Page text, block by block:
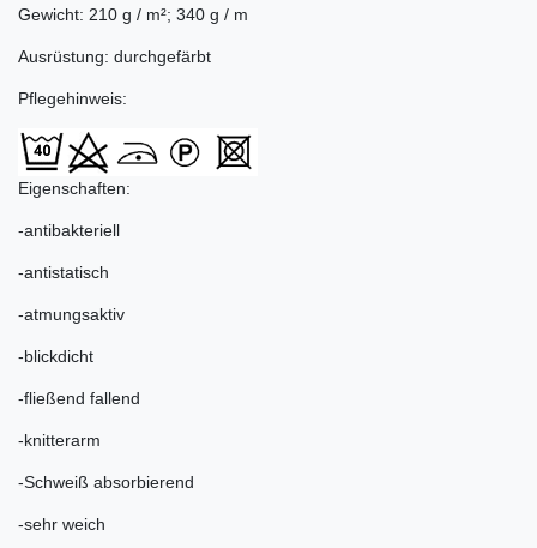
Gewicht: 210 g / m²; 340 g / m
Ausrüstung: durchgefärbt
Pflegehinweis:
Eigenschaften:
-antibakteriell
-antistatisch
-atmungsaktiv
-blickdicht
-fließend fallend
-knitterarm
-Schweiß absorbierend
-sehr weich